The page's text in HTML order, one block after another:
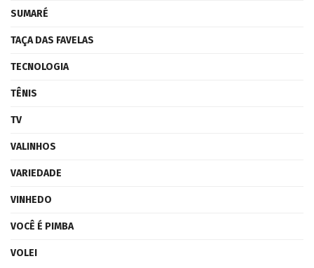
SUMARÉ
TAÇA DAS FAVELAS
TECNOLOGIA
TÊNIS
TV
VALINHOS
VARIEDADE
VINHEDO
VOCÊ É PIMBA
VOLEI